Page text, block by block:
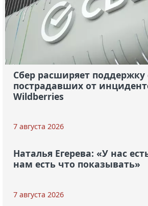
Сбер расширяет поддержку
пострадавших от
Wildberries
7 августа 2026
Наталья Егерева: «У нас
нам есть что показывать»
7 августа 2026